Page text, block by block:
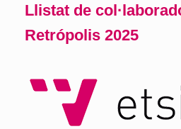
Llistat de
Retrópolis 2025